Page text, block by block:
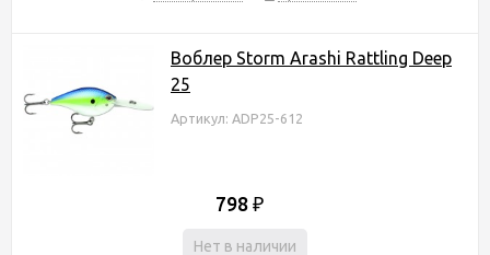
Воблер Storm Arashi Rattling Deep
25
Артикул: ADP25-612
798 ₽
Нет в наличии